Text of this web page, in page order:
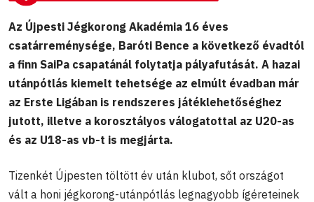
Az Újpesti Jégkorong Akadémia 16 éves
csatárreménysége, Baróti Bence a következő évadtól
a finn SaiPa csapatánál folytatja pályafutását. A hazai
utánpótlás kiemelt tehetsége az elmúlt évadban már
az Erste Ligában is rendszeres játéklehetőséghez
jutott, illetve a korosztályos válogatottal az U20-as
és az U18-as vb-t is megjárta.
Tizenkét Újpesten töltött év után klubot, sőt országot
vált a honi jégkorong-utánpótlás legnagyobb ígéreteinek